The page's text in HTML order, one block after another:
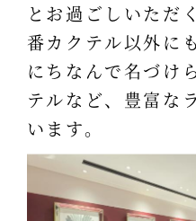
とお過ごしいただ
番カクテル以外に
にちなんで名づけ
テルなど、豊富な
います。